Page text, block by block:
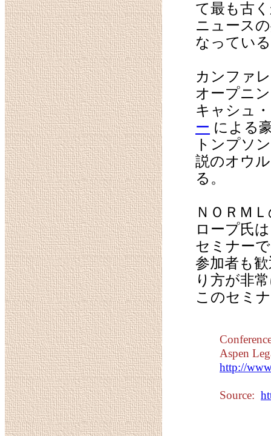
て最も古
ニュース
なってい
カンファ
オープニ
キャシュ
ー による
トンプソ
説のオウ
る。
ＮＯＲＭ
ロープ氏
セミナー
参加者も
り方が非
このセミ
Aspen
http://
Source: